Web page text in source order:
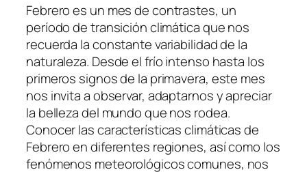
Febrero es un mes de contrastes, un
período de transición climática que nos
recuerda la constante variabilidad de la
naturaleza. Desde el frío intenso hasta los
primeros signos de la primavera, este mes
nos invita a observar, adaptarnos y apreciar
la belleza del mundo que nos rodea.
Conocer las características climáticas de
Febrero en diferentes regiones, así como los
fenómenos meteorológicos comunes, nos